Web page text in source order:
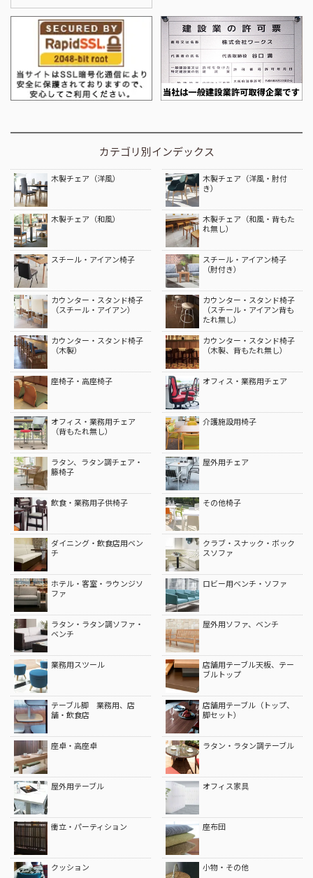
カテゴリ別インデックス
木製チェア（洋風）
木製チェア（洋風・肘付
き）
木製チェア（和風）
木製チェア（和風・背もた
れ無し）
スチール・アイアン椅子
スチール・アイアン椅子
（肘付き）
カウンター・スタンド椅子
（スチール・アイアン）
カウンター・スタンド椅子
（スチール・アイアン背も
たれ無し）
カウンター・スタンド椅子
（木製）
カウンター・スタンド椅子
（木製、背もたれ無し）
座椅子・高座椅子 オフィス・業務用チェア
オフィス・業務用チェア
（背もたれ無し）
介護施設用椅子
ラタン、ラタン調チェア・
籐椅子
屋外用チェア
飲食・業務用子供椅子 その他椅子
ダイニング・飲食店用ベン
チ
クラブ・スナック・ボック
スソファ
ホテル・客室・ラウンジソ
ファ
ロビー用ベンチ・ソファ
ラタン・ラタン調ソファ・
ベンチ
屋外用ソファ、ベンチ
業務用スツール
店舗用テーブル天板、テー
ブルトップ
テーブル脚 業務用、店
舗・飲食店
店舗用テーブル（トップ、
脚セット）
座卓・高座卓 ラタン・ラタン調テーブル
屋外用テーブル オフィス家具
衝立・パーティション 座布団
クッション 小物・その他